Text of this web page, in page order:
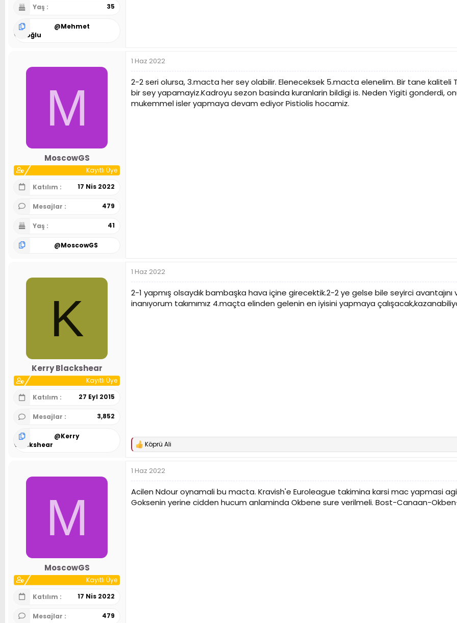
Yaş 35
@Mehmet
Hüroğlu
M
MoscowGS
Kayıtlı Üye
Katılım
17 Nis 2022
Mesajlar 479
Yaş 41
@MoscowGS
1 Haz 2022
2-2 seri olursa, 3.macta her sey olabilir. Eleneceksek 5.macta elenelim. Bir tane
bir sey yapamayiz.Kadroyu sezon basinda kuranlarin bildigi is. Neden Yigiti gonderdi,
mukemmel isler yapmaya devam ediyor Pistiolis hocamiz.
K
Kerry Blackshear
Kayıtlı Üye
Katılım
27 Eyl 2015
Mesajlar 3,852
@Kerry
Blackshear
1 Haz 2022
2-1 yapmış olsaydık bambaşka hava içine girecektik.2-2 ye gelse bile seyirci
inanıyorum takımımız 4.maçta elinden gelenin en iyisini yapmaya
T
k
i
e
r
Köprü Ali
M
MoscowGS
Kayıtlı Üye
Katılım
17 Nis 2022
Mesajlar 479
1 Haz 2022
Acilen Ndour oynamali bu macta. Kravish'e Euroleague takimina karsi mac yapmasi
Goksenin yerine cidden hucum anlaminda Okbene sure verilmeli. Bost-Canaan-